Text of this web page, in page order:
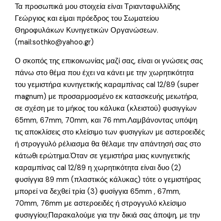
Τα προσωπικά μου στοιχεία είναι Τριανταφυλλίδης
Γεώργιος και είμαι πρόεδρος του Σωματείου
Θηροφυλάκων Κυνηγετικών Οργανώσεων.
(mail:sothko@yahoo.gr)
Ο σκοπός της επικοινωνίας μαζί σας, είναι οι γνώσεις σας
πάνω στο θέμα που έχει να κάνει με την χωρητικότητα
του γεμιστήρα κυνηγετικής καραμπίνας cal 12/89 (super
magnum) με προσαρμοσμένο εκ κατασκευής μειωτήρα,
σε σχέση με το μήκος του κάλυκα (κλειστού) φυσιγγίων
65mm, 67mm, 70mm, και 76 mm.Λαμβάνοντας υπόψη
τις αποκλίσεις στο κλείσιμο των φυσιγγίων με αστεροειδές
ή στρογγυλό ρέλιασμα θα θέλαμε την απάντησή σας στο
κάτωθι ερώτημα.Όταν σε γεμιστήρα μιας κυνηγετικής
καραμπίνας cal 12/89 η χωρητικότητα είναι δυο (2)
φυσίγγια 89 mm (πλαστικός κάλυκας) τότε ο γεμιστήρας
μπορεί να δεχθεί τρία (3) φυσίγγια 65mm , 67mm,
70mm, 76mm με αστεροειδές ή στρογγυλό κλείσιμο
φυσιγγίου;Παρακαλούμε για την δικιά σας άποψη, με την